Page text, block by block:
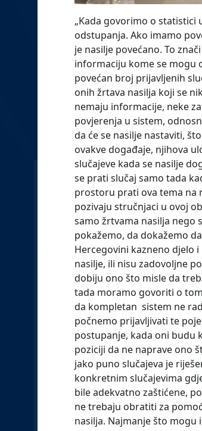
„Kada govorimo o
odstupanja. Ako imamo
je nasilje povećano. To
informaciju kome se mogu
povećan broj prijavljenih
onih žrtava nasilja koji se
nemaju informacije, neke
povjerenja u sistem,
da će se nasilje nastaviti,
ovakve događaje, njihova
slučajeve kada se nasilje
se prati slučaj samo tada
prostoru prati ova tema na
pozivaju stručnjaci u ovoj
samo žrtvama nasilja nego
pokažemo, da dokažemo
Hercegovini kazneno djelo
nasilje, ili nisu zadovoljne
dobiju ono što misle da
tada moramo govoriti o
da kompletan sistem ne
počnemo prijavljivati te
postupanje, kada oni budu
poziciji da ne naprave ono
jako puno slučajeva je
konkretnim slučajevima
bile adekvatno zaštićene,
ne trebaju obratiti za
nasilja. Najmanje što mogu